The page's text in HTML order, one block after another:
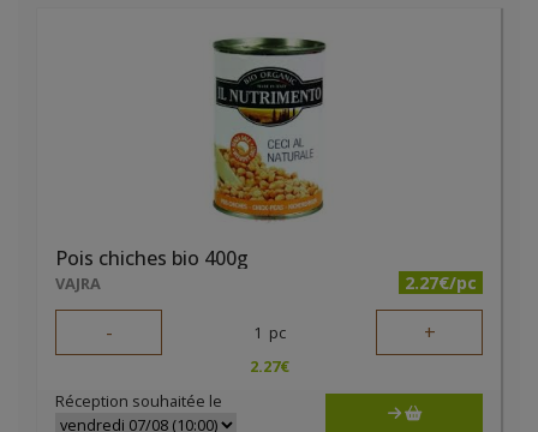
Pois chiches bio 400g
VAJRA 2.27€/pc
- 1 pc +
2.27€
Réception souhaitée le